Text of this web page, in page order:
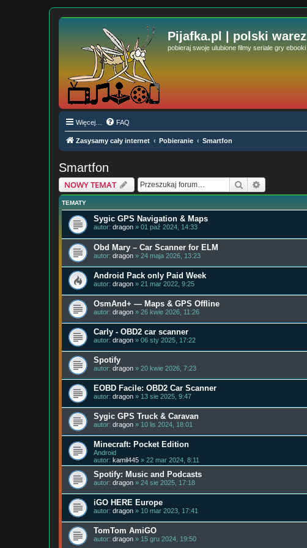
Pijafka.pl | polski warez
pobieraj swoje ulubione filmy seriale gry ebooki
Więcej… FAQ
Zasysamy cały internet Pobieranie Smartfon
Smartfon
NOWY TEMAT Szukaj
TEMATY
Sygic GPS Navigation & Maps
autor: dragon » 01 paź 2024, 14:33
Obd Mary – Car Scanner for ELM
autor: dragon » 24 maja 2026, 13:23
Android Pack only Paid Week
autor: dragon » 21 mar 2022, 9:25
OsmAnd+ — Maps & GPS Offline
autor: dragon » 26 kwie 2026, 11:26
Carly - OBD2 car scanner
autor: dragon » 06 sty 2025, 17:22
Spotify
autor: dragon » 20 kwie 2026, 7:23
EOBD Facile: OBD2 Car Scanner
autor: dragon » 13 sie 2025, 9:47
Sygic GPS Truck & Caravan
autor: dragon » 10 lis 2024, 18:01
Minecraft: Pocket Edition
Android
autor: kamil445 » 22 mar 2024, 8:11
Spotify: Music and Podcasts
autor: dragon » 24 sie 2025, 17:18
iGO HERE Europe
autor: dragon » 10 mar 2023, 17:41
TomTom AmiGO
autor: dragon » 15 gru 2024, 19:50